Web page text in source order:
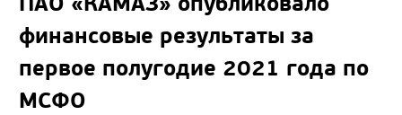
финансовые результаты за
первое полугодие 2021 года по
МСФО